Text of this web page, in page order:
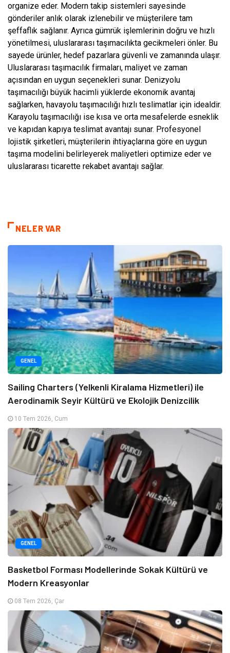
organize eder. Modern takip sistemleri sayesinde
gönderiler anlık olarak izlenebilir ve müşterilere tam
şeffaflık sağlanır. Ayrıca gümrük işlemlerinin doğru ve hızlı
yönetilmesi, uluslararası taşımacılıkta gecikmeleri önler. Bu
sayede ürünler, hedef pazarlara güvenli ve zamanında ulaşır.
Uluslararası taşımacılık firmaları, maliyet ve zaman
açısından en uygun seçenekleri sunar. Denizyolu
taşımacılığı büyük hacimli yüklerde ekonomik avantaj
sağlarken, havayolu taşımacılığı hızlı teslimatlar için idealdir.
Karayolu taşımacılığı ise kısa ve orta mesafelerde esneklik
ve kapıdan kapıya teslimat avantajı sunar. Profesyonel
lojistik şirketleri, müşterilerin ihtiyaçlarına göre en uygun
taşıma modelini belirleyerek maliyetleri optimize eder ve
uluslararası ticarette rekabet avantajı sağlar.
NELER VAR
GENEL
Sailing Charters (Yelkenli Kiralama Hizmetleri) ile
Aerodinamik Seyir Kültürü ve Ekolojik Denizcilik
10 Tem 2026, Cum
GENEL
Basketbol Forması Modellerinde Sokak Kültürü ve
Modern Kreasyonlar
08 Tem 2026, Çar